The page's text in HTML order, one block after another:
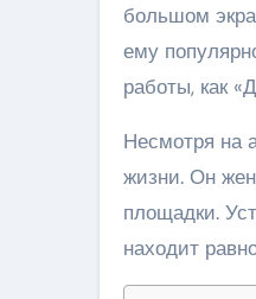
большом
ему
работы, как
Несмотря на
жизни. Он
площадки.
находит